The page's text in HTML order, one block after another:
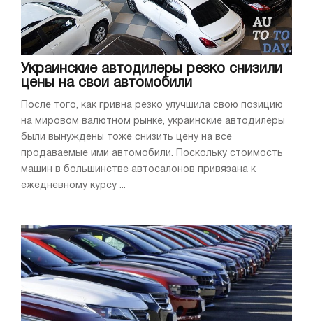
Украинские автодилеры резко снизили
цены на свои автомобили
После того, как гривна резко улучшила свою позицию
на мировом валютном рынке, украинские автодилеры
были вынуждены тоже снизить цену на все
продаваемые ими автомобили. Поскольку стоимость
машин в большинстве автосалонов привязана к
ежедневному курсу ...